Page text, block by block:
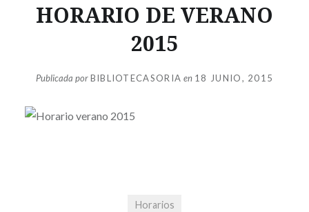
HORARIO DE VERANO
2015
Publicada porBIBLIOTECASORIA en 18 JUNIO, 2015
Horarios